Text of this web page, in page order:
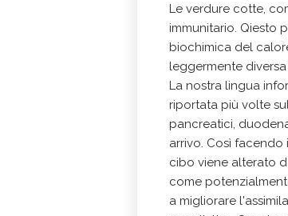
Le verdure cotte,
immunitario. Qiesto
biochimica del
leggermente
La nostra lingua
riportata più volte
pancreatici,
arrivo. Così facendo
cibo viene alterato
come
a migliorare